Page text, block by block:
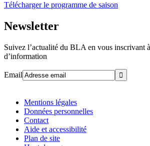
Télécharger le programme de saison
Newsletter
Suivez l’actualité du BLA en vous inscrivant
d’information
Email
Mentions légales
Données personnelles
Contact
Aide et accessibilité
Plan de site